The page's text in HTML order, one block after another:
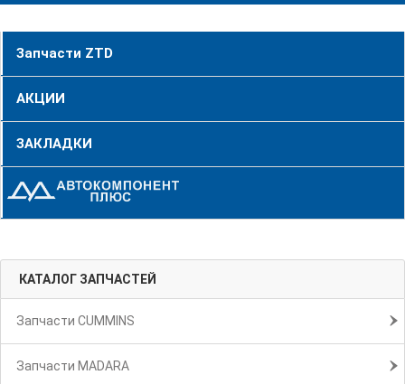
Запчасти ZTD
АКЦИИ
ЗАКЛАДКИ
КАТАЛОГ ЗАПЧАСТЕЙ
Запчасти CUMMINS
Запчасти MADARA